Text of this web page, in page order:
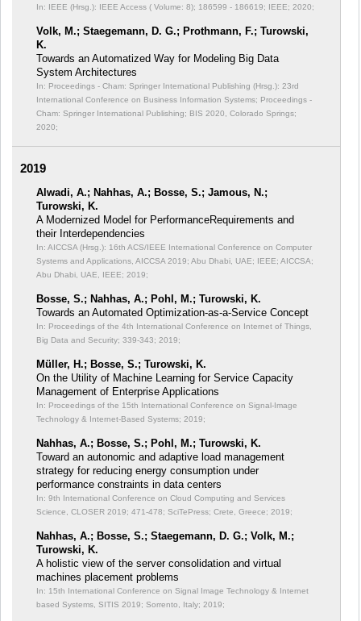
In: IEEE (Hrsg.): IEEE Access ( Volume: 8); 186599 - 186619; IEEE; 2020;
Volk, M.; Staegemann, D. G.; Prothmann, F.; Turowski,
K.
Towards an Automatized Way for Modeling Big Data
System Architectures
In: Proceedings - Cham: Springer International Publishing (Hrsg.): 23rd
International Conference on Business Information Systems; Proceedings -
Cham: Springer International Publishing; BIS 2020, Colorado Springs;
2020;
2019
Alwadi, A.; Nahhas, A.; Bosse, S.; Jamous, N.;
Turowski, K.
A Modernized Model for PerformanceRequirements and
their Interdependencies
In: AICCSA (Hrsg.): 16th ACS/IEEE International Conference on Computer
Systems and Applications, AICCSA 2019; Abu Dhabi, UAE; IEEE; AICCSA;
Abu Dhabi, UAE, IEEE; 2019;
Bosse, S.; Nahhas, A.; Pohl, M.; Turowski, K.
Towards an Automated Optimization-as-a-Service Concept
In: Proceedings of the 4th International Conference on Internet of Things,
Big Data and Security; 339-343; 2019;
Müller, H.; Bosse, S.; Turowski, K.
On the Utility of Machine Learning for Service Capacity
Management of Enterprise Applications
In: Proceedings of the 15th International Conference on Signal-Image
Technology & Internet-Based Systems; 2019;
Nahhas, A.; Bosse, S.; Pohl, M.; Turowski, K.
Toward an autonomic and adaptive load management
strategy for reducing energy consumption under
performance constraints in data centers
In: 9th International Conference on Cloud Computing and Services
Science, CLOSER 2019; 471-478; SciTePress; Crete, Greece; 2019;
Nahhas, A.; Bosse, S.; Staegemann, D. G.; Volk, M.;
Turowski, K.
A holistic view of the server consolidation and virtual
machines placement problems
In: 15th International Conference on Signal Image Technology & Internet
based Systems, SITIS 2019; Sorrento, Italy; 2019;